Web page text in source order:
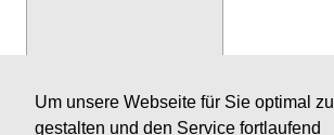
Um unsere Webseite für Sie optimal zu
gestalten und den Service fortlaufend